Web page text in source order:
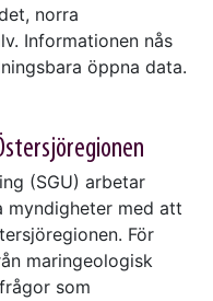
norra
Informationen nås
öppna data.
(SGU) arbetar
myndigheter med att
För
maringeologisk
som